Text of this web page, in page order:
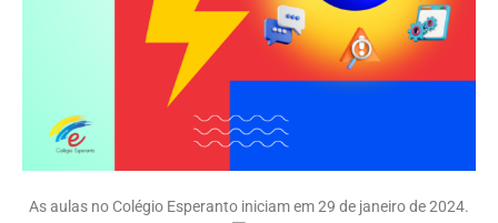
As aulas no Colégio Esperanto iniciam em 29 de janeiro de 2024.